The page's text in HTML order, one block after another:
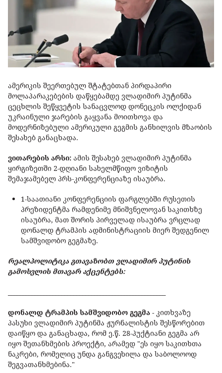
ამერიკის შეერთებულ შტატებთან პირდაპირი
მოლაპარაკებების დაწყებამდე ვლადიმირ პუტინმა
ცეცხლის შეწყვეტის სანაცვლოდ დონეცკის ოლქიდან
უკრაინული ჯარების გაყვანა მოითხოვა და
მოდერნიზებული ამერიკული გეგმის განხილვის მზაობის
შესახებ განაცხადა.
ვითარების არსი: ამის შესახებ ვლადიმირ პუტინმა
ყირგიზეთში 2-დღიანი სახელმწიფო ვიზიტის
შემაჯამებელ პრს-კონფერენციაზე ისაუბრა.
1-საათიანი კონფერენციის ფარგლებში რუსეთის
პრეზიდენტმა რამდენიმე მნიშვნელოვან საკითხზე
ისაუბრა, მათ შორის პირველად ისაუბრა ვრცლად
დონალდ ტრამპის ადმინისტრაციის მიერ შედგენილ
სამშვიდობო გეგმაზე.
რეალპოლიტიკა გთავაზობთ ვლადიმირ პუტინის
გამოსვლის მთავარ აქცენტებს:
დონალდ ტრამპის სამშვიდობო გეგმა - კითხვაზე
პასუხი ვლადიმირ პუტინმა ჟურნალისტის შესწორებით
დაიწყო და განაცხადა, რომ ე.წ. 28-პუქტიანი გეგმა არ
იყო შეთანხმების პროექტი, არამედ "ეს იყო საკითხთა
ნაკრები, რომელიც უნდა განგვეხილა და საბოლოოდ
შეგვათანხმებინა."